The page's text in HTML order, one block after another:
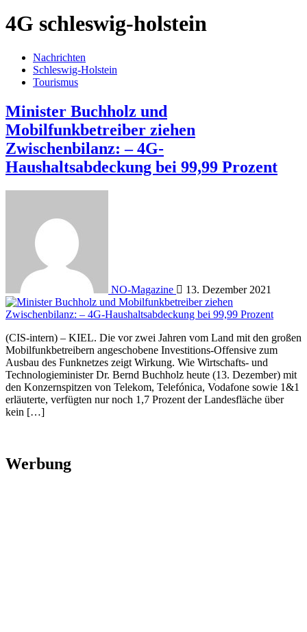
4G schleswig-holstein
Nachrichten
Schleswig-Holstein
Tourismus
Minister Buchholz und
Mobilfunkbetreiber ziehen
Zwischenbilanz: – 4G-
Haushaltsabdeckung bei 99,99 Prozent
NO-Magazine 13. Dezember 2021
(CIS-intern) – KIEL. Die vor zwei Jahren vom Land mit den großen
Mobilfunkbetreibern angeschobene Investitions-Offensive zum
Ausbau des Funknetzes zeigt Wirkung. Wie Wirtschafts- und
Technologieminister Dr. Bernd Buchholz heute (13. Dezember) mit
den Konzernspitzen von Telekom, Telefónica, Vodafone sowie 1&1
erläuterte, verfügten nur noch 1,7 Prozent der Landesfläche über
kein […]
Werbung